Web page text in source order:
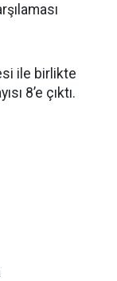
ile birlikte
8’e çıktı.